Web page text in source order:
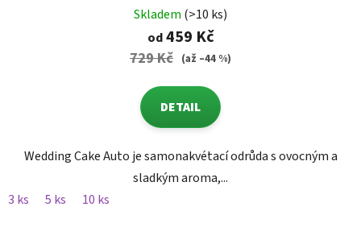
Skladem (>10 ks)
od459 Kč
729 Kč (až –44 %)
DETAIL
Wedding Cake Auto je samonakvétací odrůda s ovocným a
sladkým aroma,...
3 ks
5 ks 10 ks